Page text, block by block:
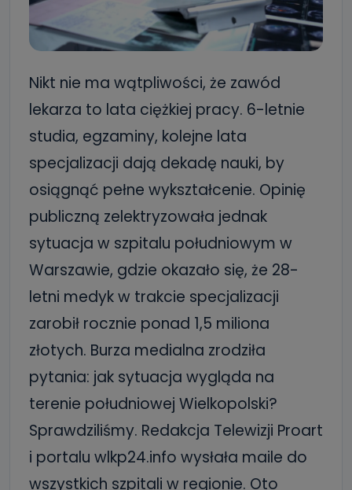
Nikt nie ma wątpliwości, że zawód
lekarza to lata ciężkiej pracy. 6-letnie
studia, egzaminy, kolejne lata
specjalizacji dają dekadę nauki, by
osiągnąć pełne wykształcenie. Opinię
publiczną zelektryzowała jednak
sytuacja w szpitalu południowym w
Warszawie, gdzie okazało się, że 28-
letni medyk w trakcie specjalizacji
zarobił rocznie ponad 1,5 miliona
złotych. Burza medialna zrodziła
pytania: jak sytuacja wygląda na
terenie południowej Wielkopolski?
Sprawdziliśmy. Redakcja Telewizji Proart
i portalu wlkp24.info wysłała maile do
wszystkich szpitali w regionie. Oto